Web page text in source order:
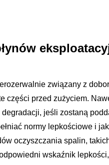
związany z
części przed zużyciem.
jeśli zostaną
normy lepkościowe i
oczyszczania spalin,
wskaźnik